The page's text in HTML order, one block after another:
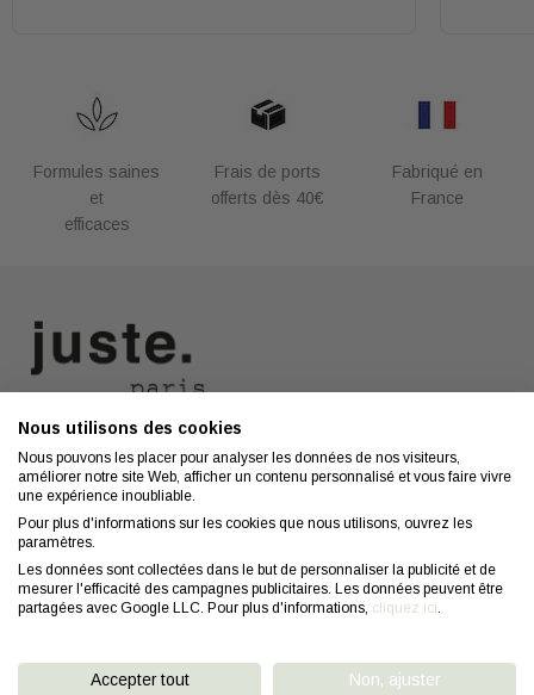
Nous utilisons des cookies
Nous pouvons les placer pour analyser les données de nos visiteurs,
améliorer notre site Web, afficher un contenu personnalisé et vous faire vivre
une expérience inoubliable.
Pour plus d'informations sur les cookies que nous utilisons, ouvrez les
paramètres.
Les données sont collectées dans le but de personnaliser la publicité et de
mesurer l'efficacité des campagnes publicitaires. Les données peuvent être
partagées avec Google LLC. Pour plus d'informations, cliquez ici.
Accepter tout Non, ajuster
Formules saines
et
efficaces
Frais de ports
offerts dès 40€
Fabriqué en
France
Contact
Coiffeurs
Conseils
FAQ
Mentions légales
Confidentialité
CGV
Droit de retractation